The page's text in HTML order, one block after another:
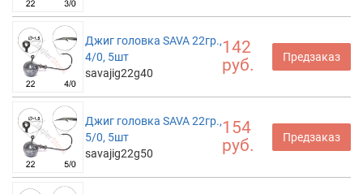
Джиг головка SAVA 22гр.,
4/0, 5шт
savajig22g40
142
руб.
Предзаказ
Джиг головка SAVA 22гр.,
5/0, 5шт
savajig22g50
154
руб.
Предзаказ